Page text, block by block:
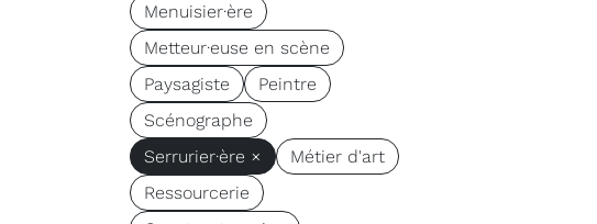
Menuisier·ère
Metteur·euse en scène
Paysagiste
Peintre
Scénographe
Serrurier·ère ×
Métier d'art
Ressourcerie